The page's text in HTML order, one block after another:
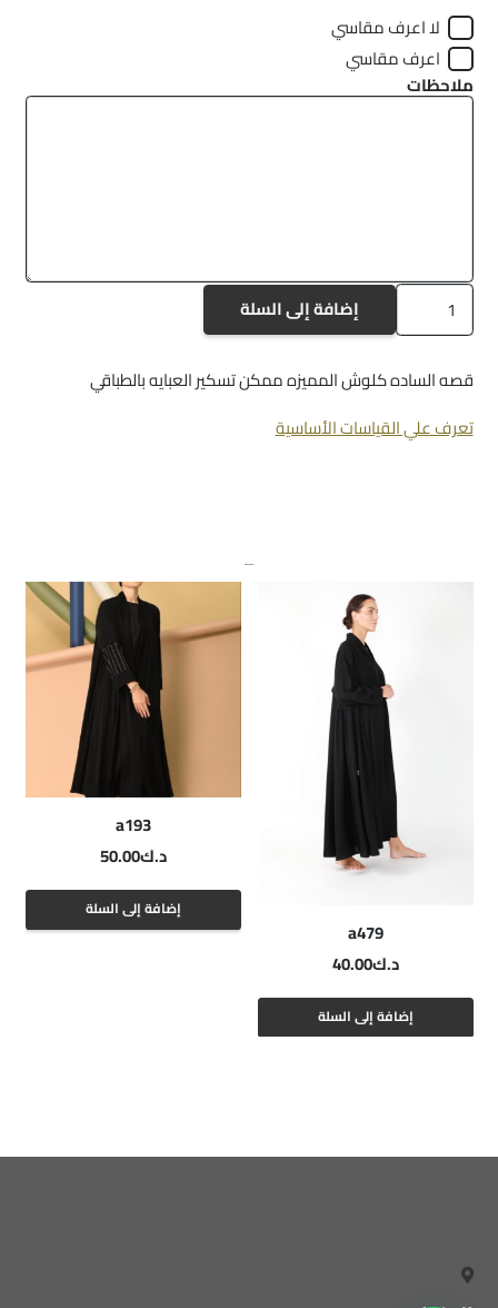
لا اعرف مقاسي
اعرف مقاسي
ملاحظات
كمية
a264
إضافة إلى السلة
قصه الساده كلوش المميزه ممكن تسكير العبايه بالطباقي
تعرف علي القياسات الأساسية
منتجات ذات صلة
a479
د.ك40.00
إضافة إلى السلة
a193
د.ك50.00
إضافة إلى السلة